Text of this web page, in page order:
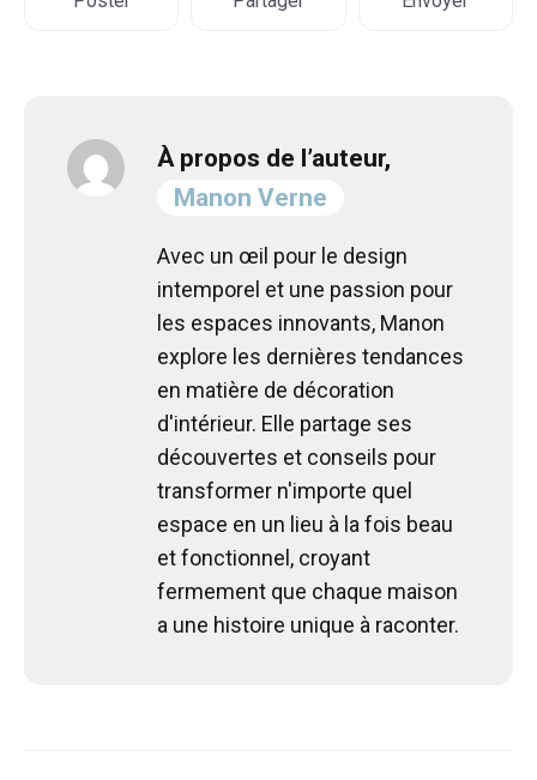
À propos de l’auteur,
Manon Verne
Avec un œil pour le design
intemporel et une passion pour
les espaces innovants, Manon
explore les dernières tendances
en matière de décoration
d'intérieur. Elle partage ses
découvertes et conseils pour
transformer n'importe quel
espace en un lieu à la fois beau
et fonctionnel, croyant
fermement que chaque maison
a une histoire unique à raconter.